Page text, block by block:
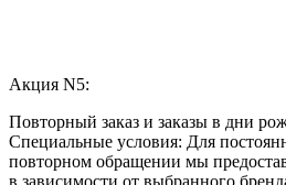
Акция N5:
Повторный заказ и заказы в дни
Специальные условия: Для
повторном обращении мы
в зависимости от выбранного